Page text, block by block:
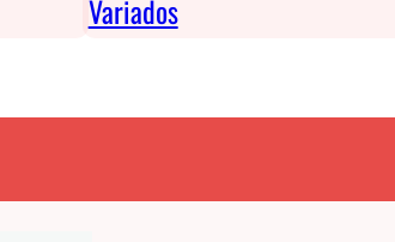
Variados